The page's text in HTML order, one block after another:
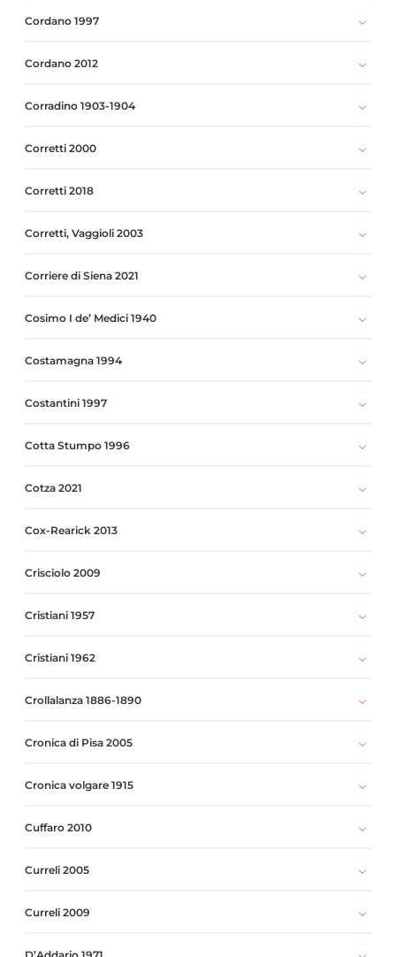
Cordano 1997
Cordano 2012
Corradino 1903-1904
Corretti 2000
Corretti 2018
Corretti, Vaggioli 2003
Corriere di Siena 2021
Cosimo I de’ Medici 1940
Costamagna 1994
Costantini 1997
Cotta Stumpo 1996
Cotza 2021
Cox-Rearick 2013
Crisciolo 2009
Cristiani 1957
Cristiani 1962
Crollalanza 1886-1890
Cronica di Pisa 2005
Cronica volgare 1915
Cuffaro 2010
Curreli 2005
Curreli 2009